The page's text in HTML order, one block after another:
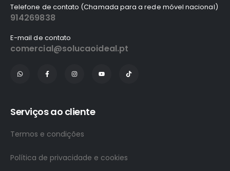
Telefone de contato (Chamada para a rede móvel nacional)
914269838
E-mail de contato
comercial@solucaoideal.pt
Serviços ao cliente
Termos e condições
Política de privacidade e cookies